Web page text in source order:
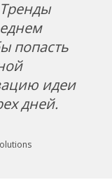
попасть
идеи
дней.